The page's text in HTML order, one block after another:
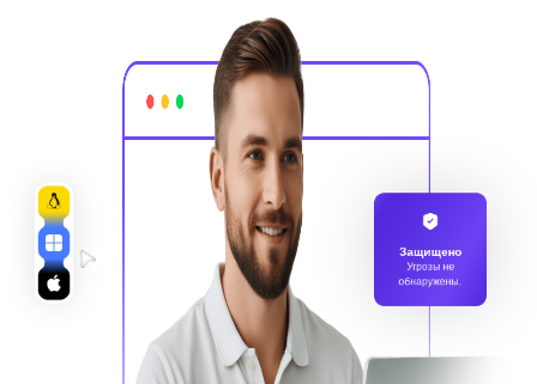
Защищено
Угрозы не
обнаружены.